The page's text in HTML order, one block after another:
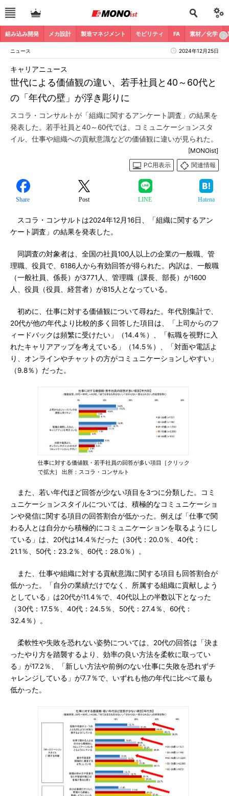
組み込み開発 メカ設計 製造マネジメント モビリティ FA 素材／化学
ニュース 2024年12月25日
世代による価値観の違い、若手社員と40～60代と
の「年代の壁」が浮き彫りに
キャリアニュース
スコラ・コンサルトが「組織に関するアンケート調査」の結果を
発表した。若手社員と40～60代では、コミュニケーションスタ
イル、仕事や組織への貢献意識などの価値観に違いが見られた。
[MONOist]
PC用表示
関連情報
Share Post LINE Hatena
スコラ・コンサルトは2024年12月16日、「組織に関するアン
ケート調査」の結果を発表した。
同調査の対象者は、全国の社員100人以上の企業の一般職、管
理職、役員で、6186人から有効回答が得られた。内訳は、一般職
（一般社員、係長）が3771人、管理職（課長、部長）が1600
人、役員（役員、経営者）が815人となっている。
初めに、仕事に対する価値観について尋ねた。年代別集計で、
20代が他の年代より比較的多く回答した項目は、「上司からのフ
ィードバックは頻繁に受けたい」（14.4％）、「転職を視野に入
れたキャリアアップを考えている」（14.5％）、「対面や電話よ
り、オンラインやチャットの方がコミュニケーションしやすい」
（9.8％）だった。
仕事に対する価値観・若手社員の回答が多い項目［クリック
で拡大］ 出所：スコラ・コンサルト
また、若い年代ほど回答が少ない項目を3つに分類した。コミ
ュニケーションスタイルについては、積極的なコミュニケーショ
ンや発信に関する項目の回答割合が低かった。例えば「仕事で関
わる人とは自分から積極的にコミュニケーションを取るようにし
ている」は、20代は14.4％だった（30代：20.0％、40代：
21.1％、50代：23.2％、60代：28.0％）。
また、仕事や組織に対する貢献意識に関する項目も回答割合が
低かった。「自分の業績だけでなく、所属する組織に貢献しよう
としている」は20代が11.4％で、40代以上の半数以下となった
（30代：17.5％、40代：24.5％、50代：27.4％、60代：
32.4％）。
柔軟性や失敗を恐れない姿勢については、20代の回答は「決ま
ったやり方を踏襲するより、効率の良い方法を柔軟に取ってい
る」が17.2％、「新しい方法や前例のない仕事に失敗を恐れずチ
ャレンジしている」が7.7％で、いずれも他の年代に比べて最も
低かった。